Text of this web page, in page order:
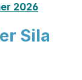
2026
Sila